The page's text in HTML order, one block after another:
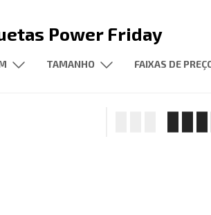
Power Friday
TAMANHO FAIXAS DE